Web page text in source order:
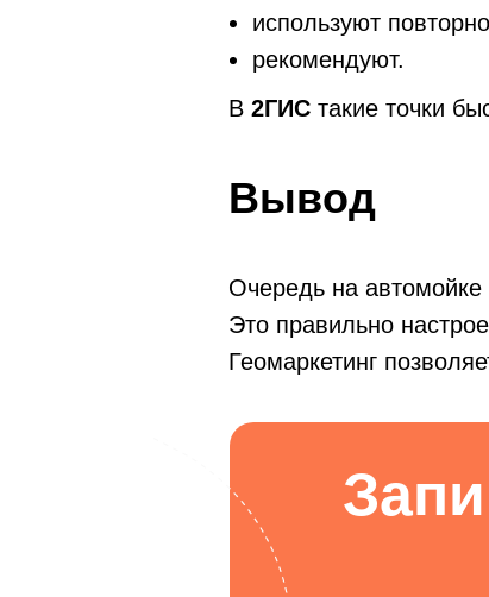
используют
рекомендуют.
В 2ГИС такие точки
Вывод
Очередь на
Это правильно
Геомаркетинг